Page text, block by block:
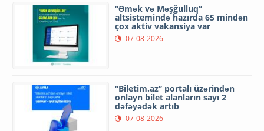
“Əmək və Məşğulluq”
altsistemində hazırda 65 mindən
çox aktiv vakansiya var
07-08-2026
“Biletim.az” portalı üzərindən
onlayn bilet alanların sayı 2
dəfəyədək artıb
07-08-2026